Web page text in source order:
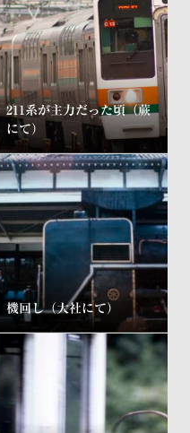
211系が主力だった頃（蕨
にて）
機回し（大社にて）